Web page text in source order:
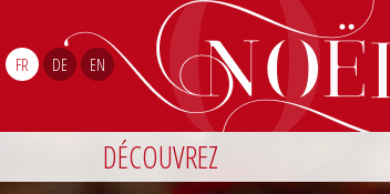
FR DE EN
DÉCOUVREZ